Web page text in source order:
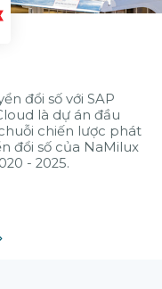
đổi số với SAP
là dự án đầu
chiến lược phát
đổi số của NaMilux
- 2025.